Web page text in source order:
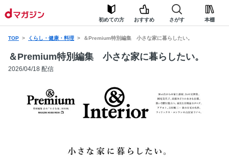
初めての方 おすすめ さがす 本棚
TOP くらし・健康・料理 ＆Premium特別編集 小さな家に暮らしたい。
＆Premium特別編集 小さな家に暮らしたい。
2026/04/18 配信